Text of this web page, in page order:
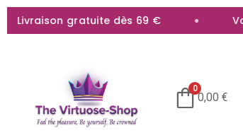
gratuite dès 69 €
0
0,00€